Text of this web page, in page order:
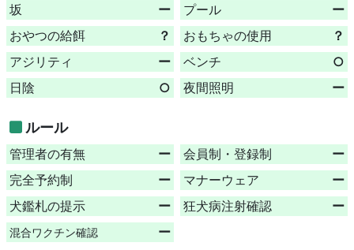
坂
ー プール
ー
おやつの給餌
？ おもちゃの使用
？
アジリティ
ー ベンチ
○
日陰
○ 夜間照明 ー
ルール
管理者の有無 ー 会員制・登録制
ー
完全予約制
ー マナーウェア
ー
犬鑑札の提示
ー 狂犬病注射確認 ー
混合ワクチン確認 ー